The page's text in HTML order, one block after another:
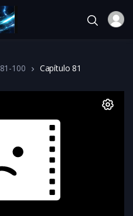
81-100 Capítulo 81